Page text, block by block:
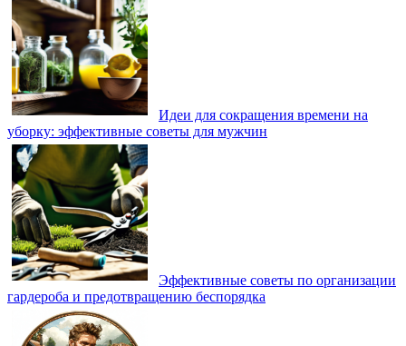
Идеи для сокращения времени на
уборку: эффективные советы для мужчин
Эффективные советы по организации
гардероба и предотвращению беспорядка